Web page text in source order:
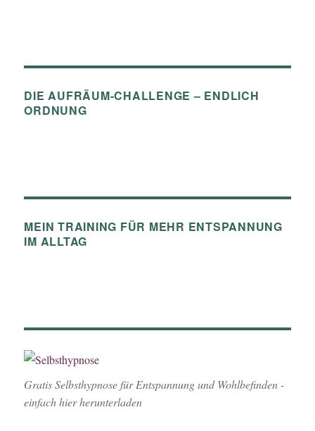
DIE AUFRÄUM-CHALLENGE – ENDLICH
ORDNUNG
MEIN TRAINING FÜR MEHR ENTSPANNUNG
IM ALLTAG
Gratis Selbsthypnose für Entspannung und Wohlbefinden -
einfach hier herunterladen